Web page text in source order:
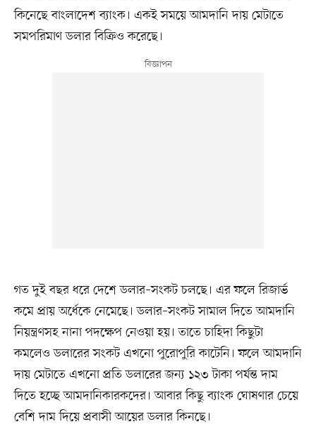
কিনেছে বাংলাদেশ ব্যাংক। একই সময়ে আমদানি দায় মেটাতে
সমপরিমাণ ডলার বিক্রিও করেছে।
গত দুই বছর ধরে দেশে ডলার–সংকট চলছে। এর ফলে রিজার্ভ
কমে প্রায় অর্ধেকে নেমেছে। ডলার–সংকট সামাল দিতে আমদানি
নিয়ন্ত্রণসহ নানা পদক্ষেপ নেওয়া হয়। তাতে চাহিদা কিছুটা
কমলেও ডলারের সংকট এখনো পুরোপুরি কাটেনি। ফলে আমদানি
দায় মেটাতে এখনো প্রতি ডলারের জন্য ১২৩ টাকা পর্যন্ত দাম
দিতে হচ্ছে আমদানিকারকদের। আবার কিছু ব্যাংক ঘোষণার চেয়ে
বেশি দাম দিয়ে প্রবাসী আয়ের ডলার কিনছে।